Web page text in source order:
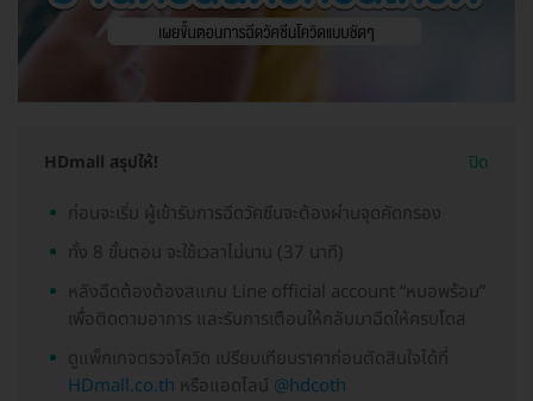
HDmall สรุปให้! ปิด
ก่อนจะเริ่ม ผู้เข้ารับการฉีดวัคซีนจะต้องผ่านจุดคัดกรอง
ทั้ง 8 ขั้นตอน จะใช้เวลาไม่นาน (37 นาที)
หลังฉีดต้องต้องสแกน Line official account “หมอพร้อม”
เพื่อติดตามอาการ และรับการเตือนให้กลับมาฉีดให้ครบโดส
ดูแพ็กเกจตรวจโควิด เปรียบเทียบราคาก่อนตัดสินใจได้ที่
HDmall.co.th หรือแอดไลน์ @hdcoth